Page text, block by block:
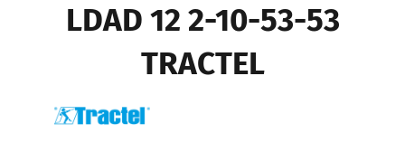
LDAD 12 2-10-53-53
TRACTEL